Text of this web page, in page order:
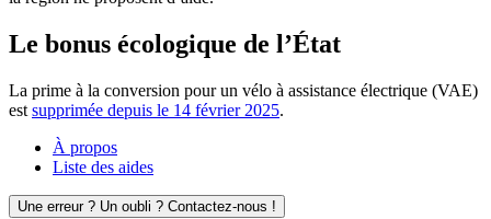
Le bonus écologique de l’État
La prime à la conversion pour un vélo à assistance électrique (VAE)
est supprimée depuis le 14 février 2025.
À propos
Liste des aides
Une erreur ? Un oubli ? Contactez-nous !